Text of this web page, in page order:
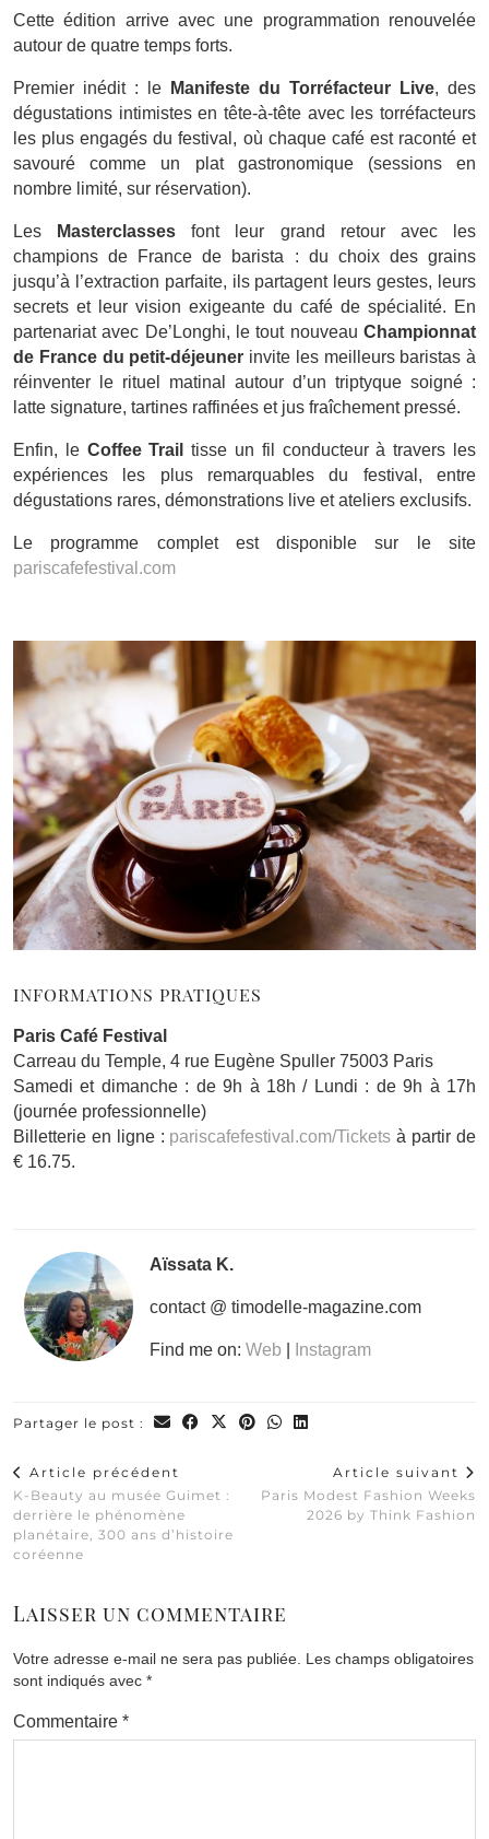
Cette édition arrive avec une programmation renouvelée
autour de quatre temps forts.
Premier inédit : le Manifeste du Torréfacteur Live, des
dégustations intimistes en tête-à-tête avec les torréfacteurs
les plus engagés du festival, où chaque café est raconté et
savouré comme un plat gastronomique (sessions en
nombre limité, sur réservation).
Les Masterclasses font leur grand retour avec les
champions de France de barista : du choix des grains
jusqu’à l’extraction parfaite, ils partagent leurs gestes, leurs
secrets et leur vision exigeante du café de spécialité. En
partenariat avec De’Longhi, le tout nouveau Championnat
de France du petit-déjeuner invite les meilleurs baristas à
réinventer le rituel matinal autour d’un triptyque soigné :
latte signature, tartines raffinées et jus fraîchement pressé.
Enfin, le Coffee Trail
tisse un fil conducteur à travers les
expériences les plus remarquables du festival, entre
dégustations rares, démonstrations live et ateliers exclusifs.
Le programme complet est disponible sur le site
pariscafefestival.com
INFORMATIONS PRATIQUES
Paris Café Festival
Carreau du Temple, 4 rue Eugène Spuller 75003 Paris
Samedi et dimanche : de 9h à 18h / Lundi : de 9h à 17h
(journée professionnelle)
Billetterie en ligne : pariscafefestival.com/Tickets à partir de
€ 16.75.
Aïssata K.
contact @ timodelle-magazine.com
Find me on: Web Instagram
Partager le post :
Article précédent
K-Beauty au musée Guimet :
derrière le phénomène
planétaire, 300 ans d’histoire
coréenne
Article suivant
Paris Modest Fashion Weeks
2026 by Think Fashion
Laisser un commentaire
Votre adresse e-mail ne sera pas publiée. Les champs obligatoires
sont indiqués avec *
Commentaire *